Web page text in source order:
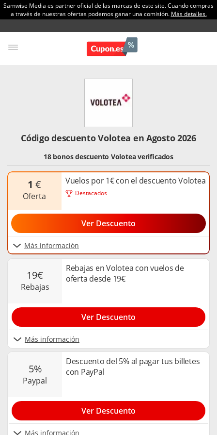
Samwise Media es partner oficial de las marcas de este site. Cuando compras
a través de nuestras ofertas podemos ganar una comisión. Más detalles.
Código descuento Volotea en Agosto 2026
18 bonos descuento Volotea verificados
Destacados
1 €
oferta
Vuelos por 1€ con el descuento Volotea
Más información
Ver Descuento
19€
rebajas
Rebajas en Volotea con vuelos de
oferta desde 19€
Más información
Ver Descuento
5%
paypal
Descuento del 5% al pagar tus billetes
con PayPal
Más información
Ver Descuento